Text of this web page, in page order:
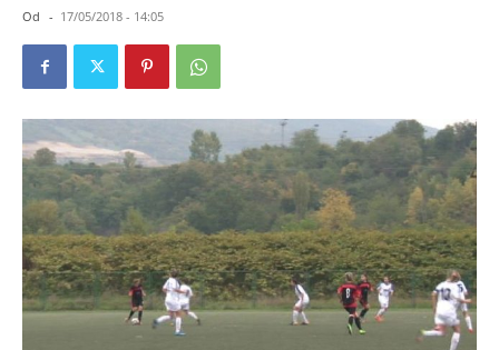
Od - 17/05/2018 - 14:05